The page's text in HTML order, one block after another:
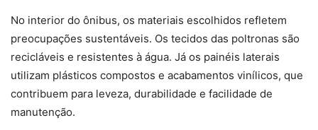
No interior do ônibus, os materiais escolhidos refletem
preocupações sustentáveis. Os tecidos das poltronas são
recicláveis e resistentes à água. Já os painéis laterais
utilizam plásticos compostos e acabamentos vinílicos, que
contribuem para leveza, durabilidade e facilidade de
manutenção.